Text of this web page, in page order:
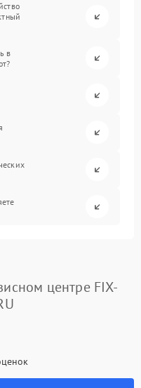
в
центре FIX-